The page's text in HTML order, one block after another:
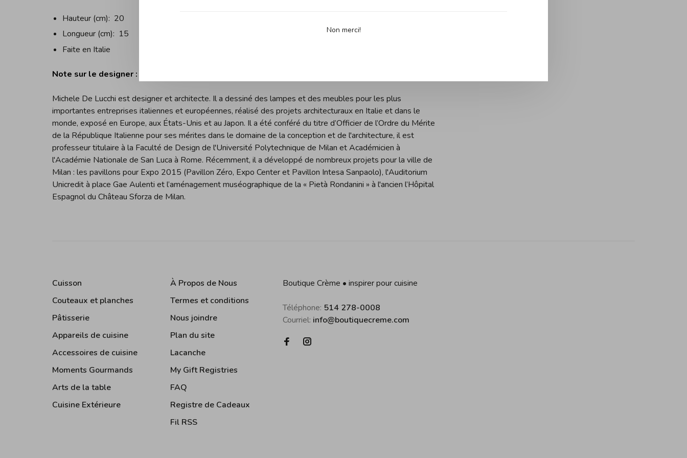
Hauteur (cm): 20
Longueur (cm): 15
Faite en Italie
Note sur le designer :
Michele De Lucchi est designer et architecte. Il a dessiné des lampes et des meubles pour les plus
importantes entreprises italiennes et européennes, réalisé des projets architecturaux en Italie et dans le
monde, exposé en Europe, aux États-Unis et au Japon. Il a été conféré du titre d’Officier de l’Ordre du Mérite
de la République Italienne pour ses mérites dans le domaine de la conception et de l'architecture, il est
professeur titulaire à la Faculté de Design de l'Université Polytechnique de Milan et Académicien à
l'Académie Nationale de San Luca à Rome. Récemment, il a développé de nombreux projets pour la ville de
Milan : les pavillons pour Expo 2015 (Pavillon Zéro, Expo Center et Pavillon Intesa Sanpaolo), l'Auditorium
Unicredit à place Gae Aulenti et l’aménagement muséographique de la « Pietà Rondanini » à l'ancien l’Hôpital
Espagnol du Château Sforza de Milan.
Cuisson
Couteaux et planches
Pâtisserie
Appareils de cuisine
Accessoires de cuisine
Moments Gourmands
Arts de la table
Cuisine Extérieure
À Propos de Nous
Termes et conditions
Nous joindre
Plan du site
Lacanche
My Gift Registries
FAQ
Registre de Cadeaux
Fil RSS
Boutique Crème • inspirer pour cuisine
Téléphone: 514 278-0008
Courriel: info@boutiquecreme.com
Non merci!